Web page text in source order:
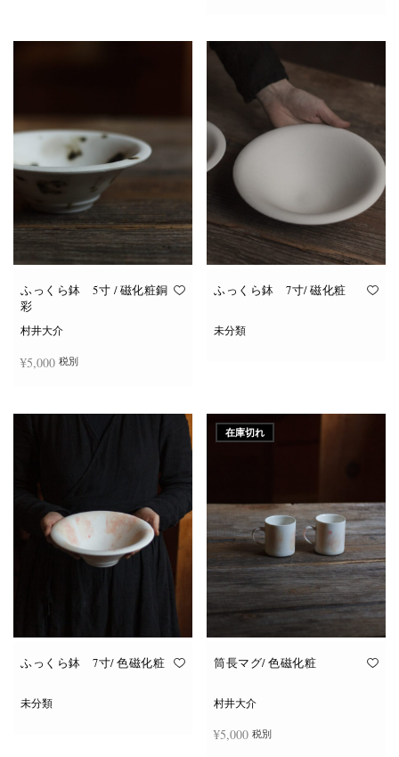
ふっくら鉢 5寸 / 磁化粧銅
彩
村井大介
¥5,000 税別
ふっくら鉢 7寸/ 磁化粧
未分類
ふっくら鉢 7寸/ 色磁化粧
未分類
在庫切れ
筒長マグ/ 色磁化粧
村井大介
¥5,000 税別